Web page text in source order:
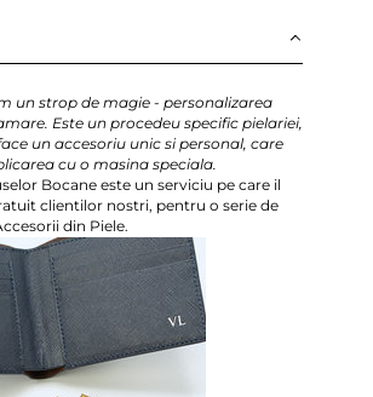
un strop de magie - personalizarea
Este un procedeu specific pielariei,
un accesoriu unic si personal, care
cu o masina speciala.
Bocane este un serviciu pe care il
clientilor nostri, pentru o serie de
din Piele.